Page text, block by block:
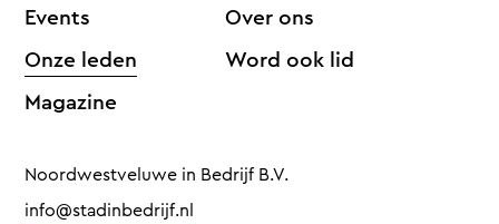
Events
Onze leden
Magazine
Over ons
Word ook lid
Noordwestveluwe in Bedrijf B.V.
info@stadinbedrijf.nl